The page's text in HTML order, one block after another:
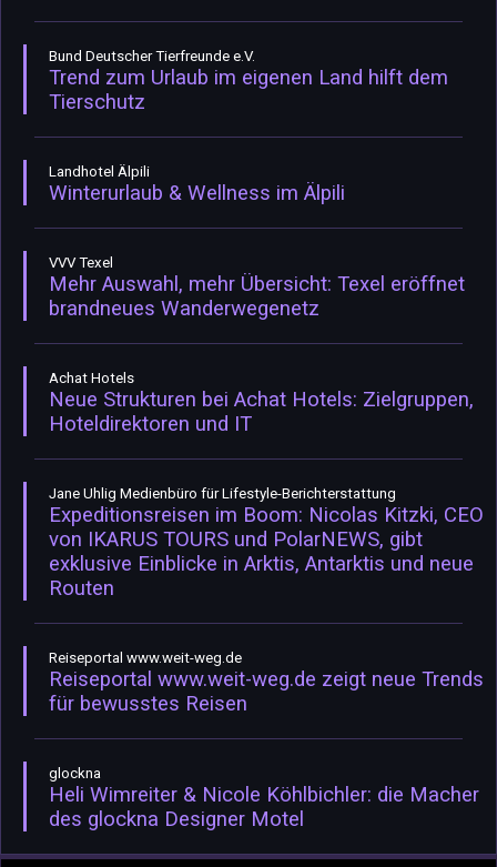
Bund Deutscher Tierfreunde e.V.
Trend zum Urlaub im eigenen Land hilft dem
Tierschutz
Landhotel Älpili
Winterurlaub & Wellness im Älpili
VVV Texel
Mehr Auswahl, mehr Übersicht: Texel eröffnet
brandneues Wanderwegenetz
Achat Hotels
Neue Strukturen bei Achat Hotels: Zielgruppen,
Hoteldirektoren und IT
Jane Uhlig Medienbüro für Lifestyle-Berichterstattung
Expeditionsreisen im Boom: Nicolas Kitzki, CEO
von IKARUS TOURS und PolarNEWS, gibt
exklusive Einblicke in Arktis, Antarktis und neue
Routen
Reiseportal www.weit-weg.de
Reiseportal www.weit-weg.de zeigt neue Trends
für bewusstes Reisen
glockna
Heli Wimreiter & Nicole Köhlbichler: die Macher
des glockna Designer Motel